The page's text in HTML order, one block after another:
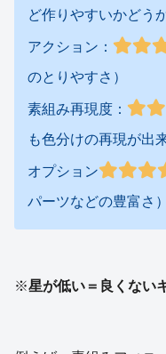
ど作りやすいかどうか
アクション：
のとりやすさ）
素組み再現度：
も色分けの再現が出
オプション
パーツなどの豊富さ）
※星が低い＝良くない